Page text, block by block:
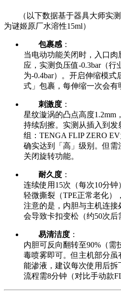
（以下数据基于器具大师实
为谜姬原厂水溶性15ml）
包裹感 ：
当电动功能关闭时，入口
应，实测负压值-0.3bar（行
为-0.4bar）。开启伸缩模
式」包裹，每伸缩一次会有
刺激度 ：
星纹漩涡的凸点高度1.2mm
持续刮擦。实测从插入到发
组：TENGA FLIP ZERO
确实达到「高」级别。但
关闭旋转功能。
耐久度 ：
连续使用15次（每次10分
轻微撕裂（TPE正常老化）
注意的是，内胆与主机连
会导致卡扣变松（约50次后
易清洁度 ：
内胆可反向翻转至90%（需
毒喷雾即可。但主机部分
能渗液，建议每次使用后
流程需8分钟（对比手动款